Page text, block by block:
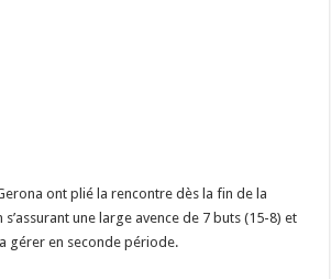
ont plié la rencontre dès la fin de la
une large avence de 7 buts (15-8) et
gérer en seconde période.